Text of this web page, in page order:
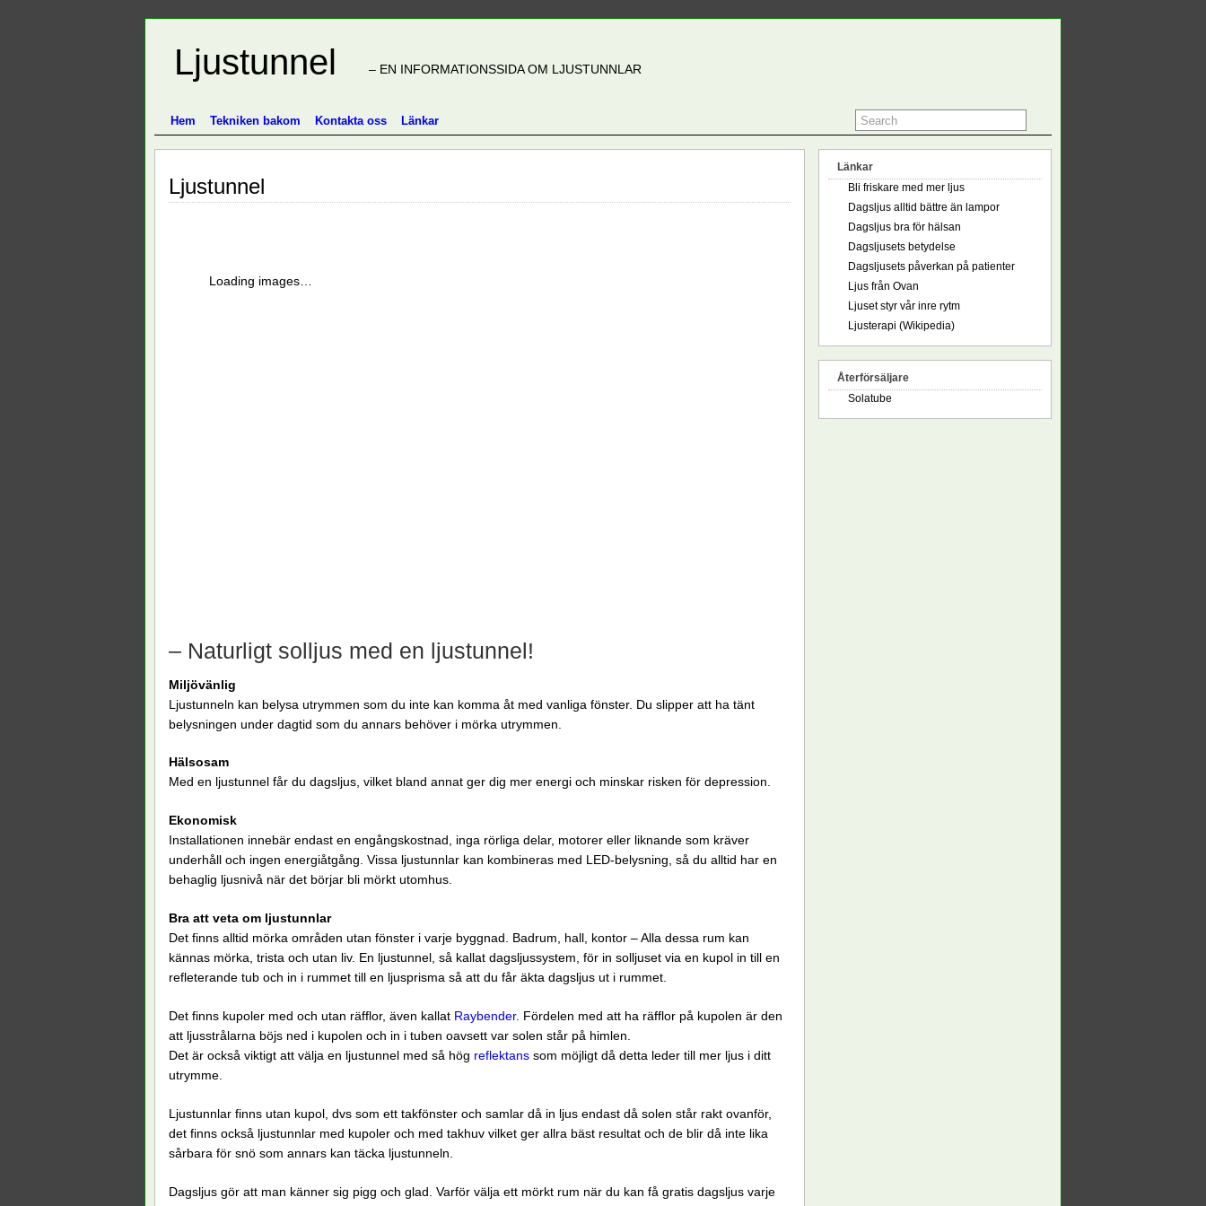
Ljustunnel – EN INFORMATIONSSIDA OM LJUSTUNNLAR
Hem Tekniken bakom Kontakta oss Länkar
Ljustunnel
Loading images…
– Naturligt solljus med en ljustunnel!
Miljövänlig
Ljustunneln kan belysa utrymmen som du inte kan komma åt med vanliga fönster. Du slipper att ha tänt
belysningen under dagtid som du annars behöver i mörka utrymmen.
Hälsosam
Med en ljustunnel får du dagsljus, vilket bland annat ger dig mer energi och minskar risken för depression.
Ekonomisk
Installationen innebär endast en engångskostnad, inga rörliga delar, motorer eller liknande som kräver
underhåll och ingen energiåtgång. Vissa ljustunnlar kan kombineras med LED-belysning, så du alltid har en
behaglig ljusnivå när det börjar bli mörkt utomhus.
Bra att veta om ljustunnlar
Det finns alltid mörka områden utan fönster i varje byggnad. Badrum, hall, kontor – Alla dessa rum kan
kännas mörka, trista och utan liv. En ljustunnel, så kallat dagsljussystem, för in solljuset via en kupol in till en
refleterande tub och in i rummet till en ljusprisma så att du får äkta dagsljus ut i rummet.
Det finns kupoler med och utan räfflor, även kallat Raybender. Fördelen med att ha räfflor på kupolen är den
att ljusstrålarna böjs ned i kupolen och in i tuben oavsett var solen står på himlen.
Det är också viktigt att välja en ljustunnel med så hög reflektans som möjligt då detta leder till mer ljus i ditt
utrymme.
Ljustunnlar finns utan kupol, dvs som ett takfönster och samlar då in ljus endast då solen står rakt ovanför,
det finns också ljustunnlar med kupoler och med takhuv vilket ger allra bäst resultat och de blir då inte lika
sårbara för snö som annars kan täcka ljustunneln.
Dagsljus gör att man känner sig pigg och glad. Varför välja ett mörkt rum när du kan få gratis dagsljus varje
Länkar
Bli friskare med mer ljus
Dagsljus alltid bättre än lampor
Dagsljus bra för hälsan
Dagsljusets betydelse
Dagsljusets påverkan på patienter
Ljus från Ovan
Ljuset styr vår inre rytm
Ljusterapi (Wikipedia)
Återförsäljare
Solatube